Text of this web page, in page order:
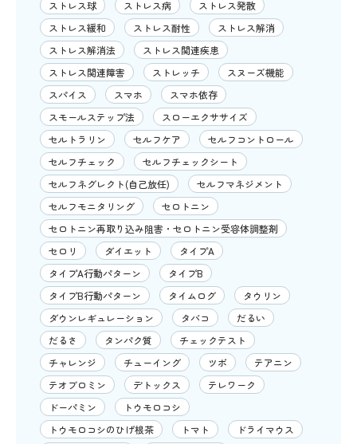
ストレス球
ストレス病
ストレス発散
ストレス緩和
ストレス耐性
ストレス解消
ストレス解消法
ストレス関連疾患
ストレス関連障害
ストレッチ
スヌーズ機能
スパイス
スマホ
スマホ依存
スモールステップ法
スローエクササイズ
セルトラリン
セルフケア
セルフコントロール
セルフチェック
セルフチェックシート
セルフネグレクト(自己放任)
セルフマネジメント
セルフモニタリング
セロトニン
セロトニン再取り込み阻害・セロトニン受容体調整剤
セロリ
ダイエット
タイプA
タイプA行動パターン
タイプB
タイプB行動パターン
タイムログ
タウリン
ダウンレギュレーション
タバコ
だるい
だるさ
タンパク質
チェックテスト
チャレンジ
チューイング ツボ
テアニン
テオブロミン
デトックス
テレワーク
ドーパミン
トウモロコシ
トウモロコシのひげ根茶
トマト
ドライマウス